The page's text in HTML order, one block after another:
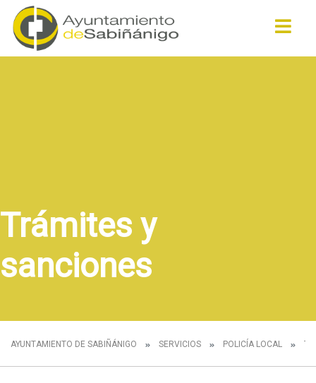
Trámites y
sanciones
AYUNTAMIENTO DE SABIÑÁNIGO SERVICIOS POLICÍA LOCAL